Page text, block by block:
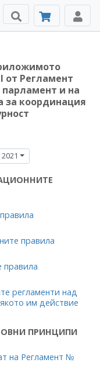
от Регламент
и на
за координация
правила
правила
регламенти над
им действие
ПРИНЦИПИ
на Регламент №